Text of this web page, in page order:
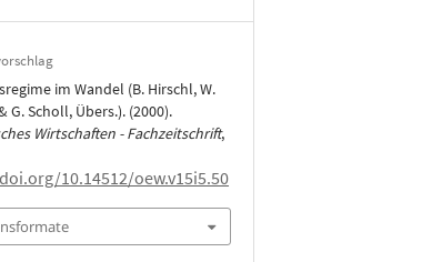
im Wandel (B. Hirschl, W.
G. Scholl, Übers.). (2000).
Wirtschaften - Fachzeitschrift,
10.14512/oew.v15i5.50